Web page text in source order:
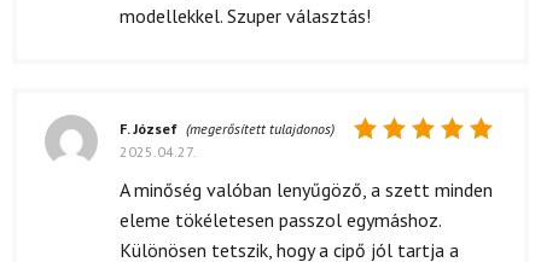
modellekkel. Szuper választás!
5 / 5
F. József (megerősített tulajdonos)
2025.04.27.
A minőség valóban lenyűgöző, a szett minden
eleme tökéletesen passzol egymáshoz.
Különösen tetszik, hogy a cipő jól tartja a